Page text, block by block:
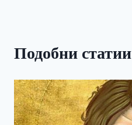
Подобни статии